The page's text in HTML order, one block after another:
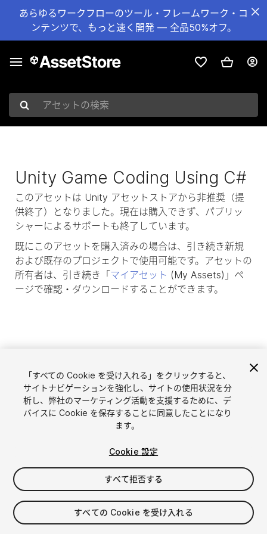
あらゆるワークフローのツール・フレームワーク・コ
ンテンツで、もっと速く開発 — 全品50%オフ。
アセットの検索
Unity Game Coding Using C#
このアセットは Unity アセットストアから非推奨（提
供終了）となりました。現在は購入できず、パブリッ
シャーによるサポートも終了しています。
既にこのアセットを購入済みの場合は、引き続き新規
および既存のプロジェクトで使用可能です。アセットの
所有者は、引き続き「 マイアセット (My Assets)」ペ
ージで確認・ダウンロードすることができます。
简体中文
한국어
日本語
販売審査ガイドライン
Asset Store Tools
パブリッシャー管理画面
よくあるご質問
「すべての Cookie を受け入れる」をクリックすると、
サイトナビゲーションを強化し、サイトの使用状況を分
析し、弊社のマーケティング活動を支援するために、デ
バイスに Cookie を保存することに同意したことになり
ます。
Cookie 設定
すべて拒否する
すべての Cookie を受け入れる